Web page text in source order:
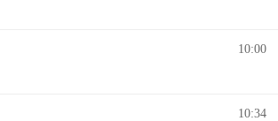
10:00
10:34